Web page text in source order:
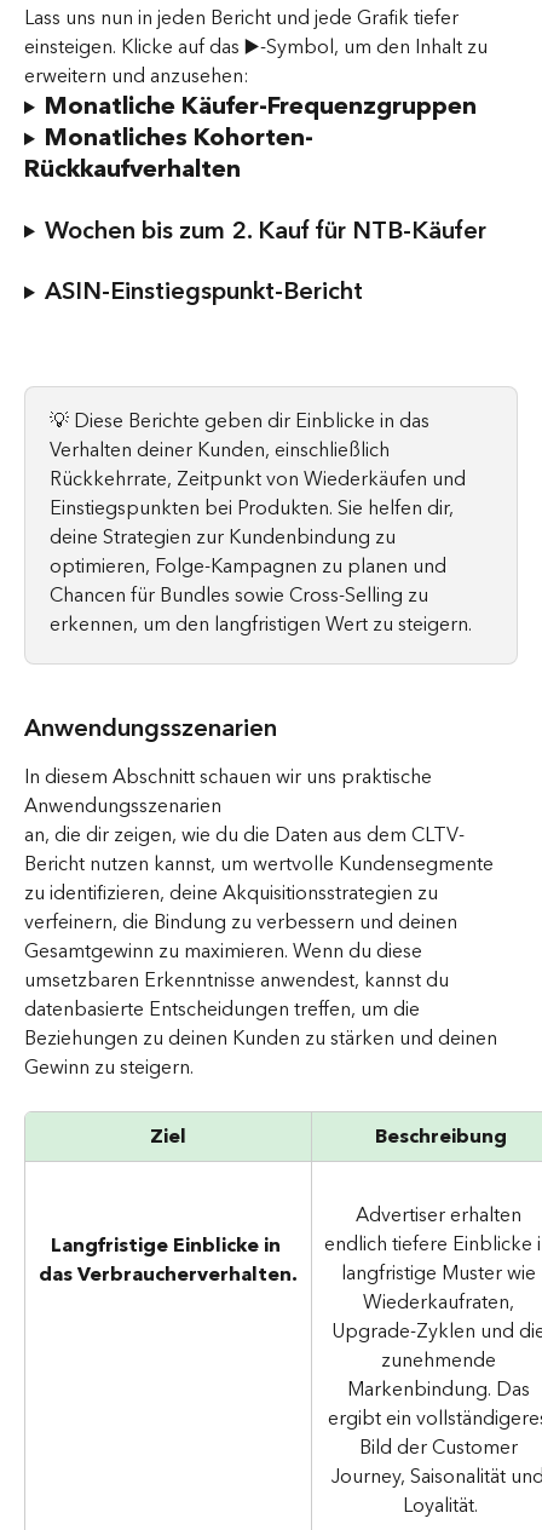
Lass uns nun in jeden Bericht und jede Grafik tiefer
einsteigen. Klicke auf das ▶️-Symbol, um den Inhalt zu
erweitern und anzusehen:
Monatliche Käufer-Frequenzgruppen
Monatliches Kohorten-
Rückkaufverhalten
Wochen bis zum 2. Kauf für NTB-Käufer
ASIN-Einstiegspunkt-Bericht
💡 Diese Berichte geben dir Einblicke in das
Verhalten deiner Kunden, einschließlich
Rückkehrrate, Zeitpunkt von Wiederkäufen und
Einstiegspunkten bei Produkten. Sie helfen dir,
deine Strategien zur Kundenbindung zu
optimieren, Folge-Kampagnen zu planen und
Chancen für Bundles sowie Cross-Selling zu
erkennen, um den langfristigen Wert zu steigern.
Anwendungsszenarien
In diesem Abschnitt schauen wir uns praktische
Anwendungsszenarien
an, die dir zeigen, wie du die Daten aus dem CLTV-
Bericht nutzen kannst, um wertvolle Kundensegmente
zu identifizieren, deine Akquisitionsstrategien zu
verfeinern, die Bindung zu verbessern und deinen
Gesamtgewinn zu maximieren. Wenn du diese
umsetzbaren Erkenntnisse anwendest, kannst du
datenbasierte Entscheidungen treffen, um die
Beziehungen zu deinen Kunden zu stärken und deinen
Gewinn zu steigern.
Ziel Beschreibung
Langfristige Einblicke in
das Verbraucherverhalten.
Advertiser erhalten
endlich tiefere Einblicke
langfristige Muster wie
Wiederkaufraten,
Upgrade-Zyklen und
zunehmende
Markenbindung. Das
ergibt ein
Bild der Customer
Journey, Saisonalität
Loyalität.